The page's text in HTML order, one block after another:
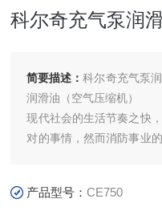
科尔奇充气泵润
简要描述：科尔奇充气泵
润滑油（空气压缩机）
现代社会的生活节奏之快
对的事情，然而消防事业
能够持续供气的呼吸空气
产品型号：CE750